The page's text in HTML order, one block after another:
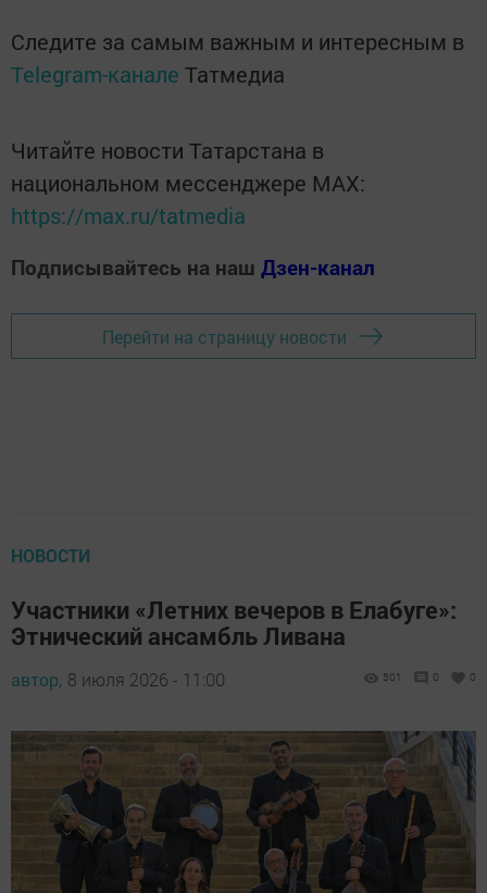
Следите за самым важным и интересным в
Telegram-канале Татмедиа
Читайте новости Татарстана в
национальном мессенджере MАХ:
https://max.ru/tatmedia
Подписывайтесь на наш Дзен-канал
Перейти на страницу новости
НОВОСТИ
Участники «Летних вечеров в Елабуге»:
Этнический ансамбль Ливана
автор, 8 июля 2026 - 11:00 501 0 0